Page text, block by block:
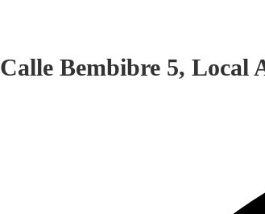
Calle Bembibre 5, Local